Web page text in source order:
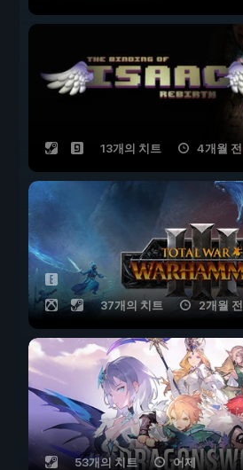
13개의 치트 4개월 전
37개의 치트 2개월 전
53개의 치트 어제